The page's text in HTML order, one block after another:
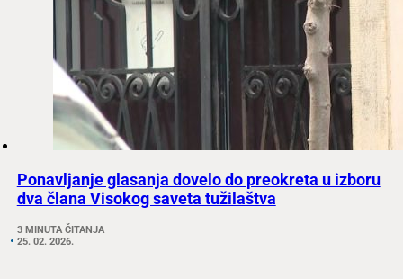
Ponavljanje glasanja dovelo do preokreta u izboru
dva člana Visokog saveta tužilaštva
3 MINUTA ČITANJA
25. 02. 2026.